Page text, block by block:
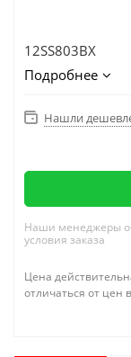
12SS803BX
Подробнее
Нашли
Наши менеджеры
условия заказа
Цена
отличаться от цен